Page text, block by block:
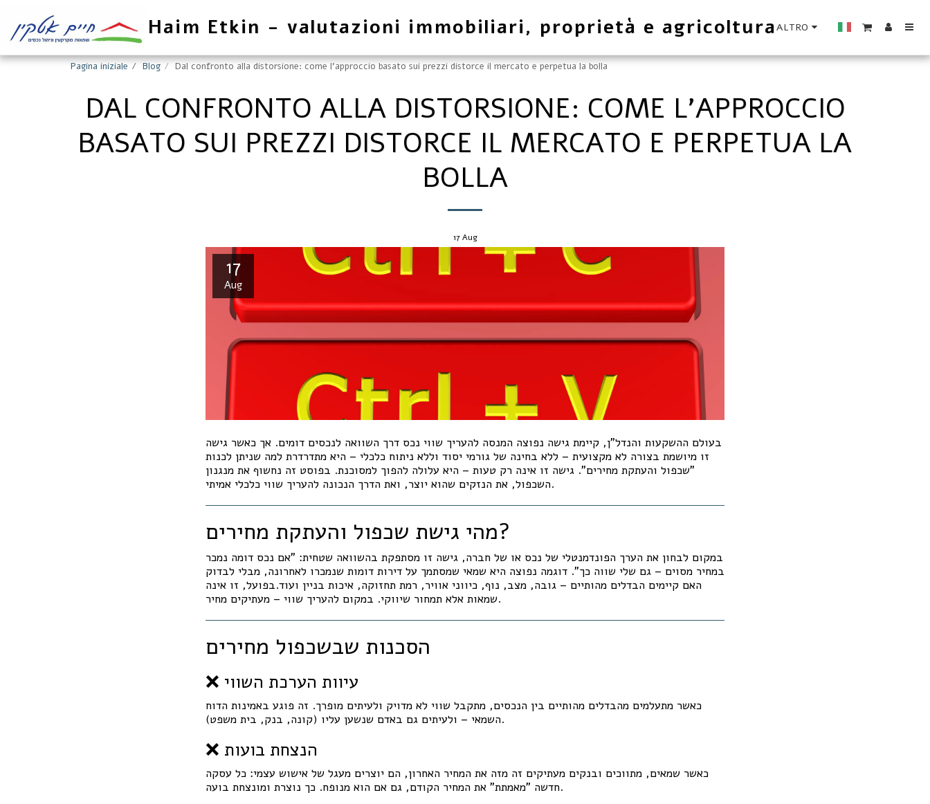
Haim Etkin - valutazioni immobiliari, proprietà e agricolturaALTRO
Pagina iniziale Blog Dal confronto alla distorsione: come l'approccio basato sui prezzi distorce il mercato e perpetua la bolla
DAL CONFRONTO ALLA DISTORSIONE: COME L'APPROCCIO
BASATO SUI PREZZI DISTORCE IL MERCATO E PERPETUA LA
BOLLA
17Aug
17
Aug
בעולם ההשקעות והנדל"ן, קיימת גישה נפוצה המנסה להעריך שווי נכס דרך השוואה לנכסים דומים. אך כאשר גישה
זו מיושמת בצורה לא מקצועית – ללא בחינה של גורמי יסוד וללא ניתוח כלכלי – היא מתדרדרת למה שניתן לכנות
"שכפול והעתקת מחירים". גישה זו אינה רק טעות – היא עלולה להפוך למסוכנת. בפוסט זה נחשוף את מנגנון
השכפול, את הנזקים שהוא יוצר, ואת הדרך הנכונה להעריך שווי כלכלי אמיתי.
מהי גישת שכפול והעתקת מחירים?
במקום לבחון את הערך הפונדמנטלי של נכס או של חברה, גישה זו מסתפקת בהשוואה שטחית: "אם נכס דומה נמכר
במחיר מסוים – גם שלי שווה כך". דוגמה נפוצה היא שמאי שמסתמך על דירות דומות שנמכרו לאחרונה, מבלי לבדוק
האם קיימים הבדלים מהותיים – גובה, מצב, נוף, כיווני אוויר, רמת תחזוקה, איכות בניין ועוד.בפועל, זו אינה
שמאות אלא תמחור שיווקי. במקום להעריך שווי – מעתיקים מחיר.
הסכנות שבשכפול מחירים
❌ עיוות הערכת השווי
כאשר מתעלמים מהבדלים מהותיים בין הנכסים, מתקבל שווי לא מדויק ולעיתים מופרך. זה פוגע באמינות הדוח
השמאי – ולעיתים גם באדם שנשען עליו (קונה, בנק, בית משפט).
❌ הנצחת בועות
כאשר שמאים, מתווכים ובנקים מעתיקים זה מזה את המחיר האחרון, הם יוצרים מעגל של אישוש עצמי: כל עסקה
חדשה "מאמתת" את המחיר הקודם, גם אם הוא מנופח. כך נוצרת ומונצחת בועה.